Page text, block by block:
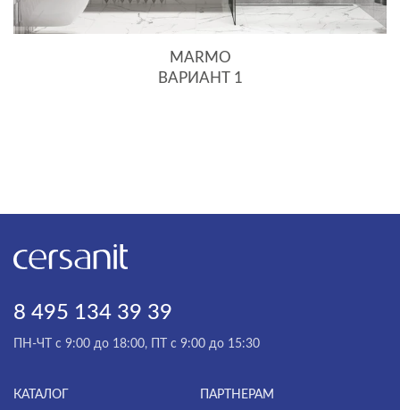
MARMO
ВАРИАНТ 1
8 495 134 39 39
ПН-ЧТ с 9:00 до 18:00, ПТ с 9:00 до 15:30
КАТАЛОГ ПАРТНЕРАМ